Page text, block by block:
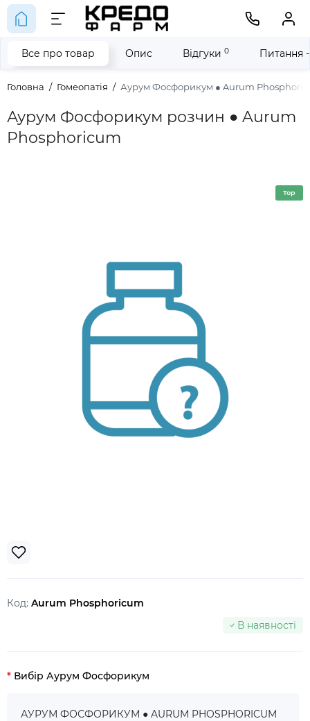
Головна Гомеопатія Аурум Фосфорикум ● Aurum
Аурум Фосфорикум розчин ● Aurum
Phosphoricum
Все про товар Опис Відгуки 0 Питання
Top
Код: Aurum Phosphoricum
В наявності
Вибір Аурум Фосфорикум
АУРУМ ФОСФОРИКУМ ● AURUM PHOSPHORICUM